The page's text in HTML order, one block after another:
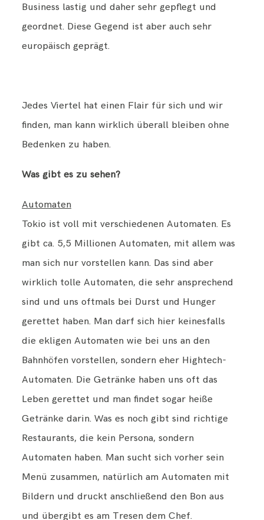
Business lastig und daher sehr gepflegt und
geordnet. Diese Gegend ist aber auch sehr
europäisch geprägt.
Jedes Viertel hat einen Flair für sich und wir
finden, man kann wirklich überall bleiben ohne
Bedenken zu haben.
Was gibt es zu sehen?
Automaten
Tokio ist voll mit verschiedenen Automaten. Es
gibt ca. 5,5 Millionen Automaten, mit allem was
man sich nur vorstellen kann. Das sind aber
wirklich tolle Automaten, die sehr ansprechend
sind und uns oftmals bei Durst und Hunger
gerettet haben. Man darf sich hier keinesfalls
die ekligen Automaten wie bei uns an den
Bahnhöfen vorstellen, sondern eher Hightech-
Automaten. Die Getränke haben uns oft das
Leben gerettet und man findet sogar heiße
Getränke darin. Was es noch gibt sind richtige
Restaurants, die kein Persona, sondern
Automaten haben. Man sucht sich vorher sein
Menü zusammen, natürlich am Automaten mit
Bildern und druckt anschließend den Bon aus
und übergibt es am Tresen dem Chef.